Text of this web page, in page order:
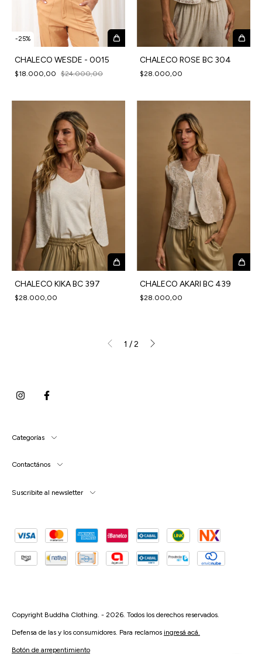
-25%
CHALECO WESDE - 0015
$18.000,00 $24.000,00
CHALECO ROSE BC 304
$28.000,00
CHALECO KIKA BC 397
$28.000,00
CHALECO AKARI BC 439
$28.000,00
1 / 2
Categorías
Contactános
Suscribite al newsletter
Defensa de las y los consumidores. Para reclamos ingresá acá.
Botón de arrepentimiento